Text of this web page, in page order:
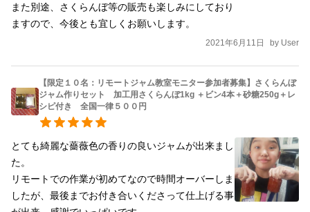
全国送料込みで５００円にて実施します。 ご自分で作った１０
ます！ ぜひこの機会にご参加ください。 こちらの商品は他の品物
との同梱はできませんのでご了承下さい。
また別途、さくらんぼ等の販売も楽しみにしており
ますので、今後とも宜しくお願いします。
2021年6月11日 by User
【限定１０名：リモートジャム教室モニター参加者募集】さくらんぼ
ジャム作りセット 加工用さくらんぼ1kg ＋ビン4本＋砂糖250g＋レ
シピ付き 全国一律５００円
とても綺麗な薔薇色の香りの良いジャムが出来まし
た。
リモートでの作業が初めてなので時間オーバーしま
したが、最後までお付き合いくださって仕上げる事